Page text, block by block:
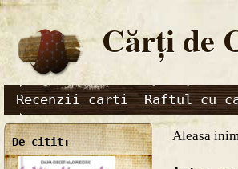
Cărţi de
Recenzii carti Raftul cu
De citit: Aleasa